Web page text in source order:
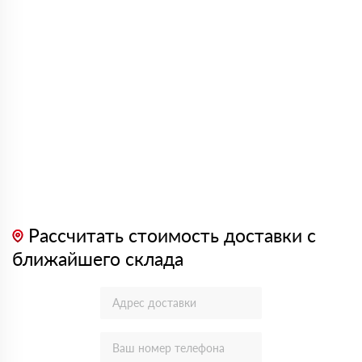
Рассчитать стоимость доставки с
ближайшего склада